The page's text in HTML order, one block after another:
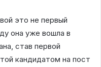
это не первый
она уже вошла в
став первой
кандидатом на пост